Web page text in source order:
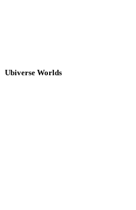
Ubiverse Worlds